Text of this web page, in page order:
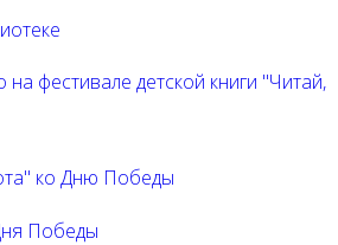
фестивале детской книги "Читай,
ко Дню Победы
Победы